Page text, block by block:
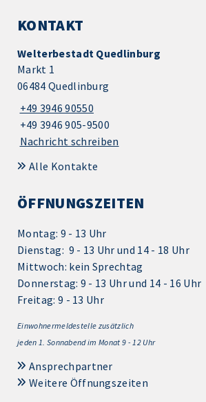
KONTAKT
Welterbestadt Quedlinburg
Markt 1
06484 Quedlinburg
+49 3946 90550
+49 3946 905-9500
Nachricht schreiben
Alle Kontakte
ÖFFNUNGSZEITEN
Montag: 9 - 13 Uhr
Dienstag: 9 - 13 Uhr und 14 - 18 Uhr
Mittwoch: kein Sprechtag
Donnerstag: 9 - 13 Uhr und 14 - 16 Uhr
Freitag: 9 - 13 Uhr
Einwohnermeldestelle zusätzlich
jeden 1. Sonnabend im Monat 9 - 12 Uhr
Ansprechpartner
Weitere Öffnungszeiten